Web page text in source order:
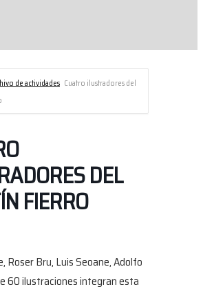
de actividades Cuatro ilustradores del
DEL
FIERRO
Roser Bru, Luis Seoane, Adolfo
60 ilustraciones integran esta